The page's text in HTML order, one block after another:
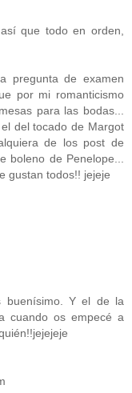
que todo en orden,
pregunta de examen
por mi romanticismo
para las bodas...
del tocado de Margot
de los post de
boleno de Penelope...
gustan todos!! jejeje
buenísimo. Y el de la
cuando os empecé a